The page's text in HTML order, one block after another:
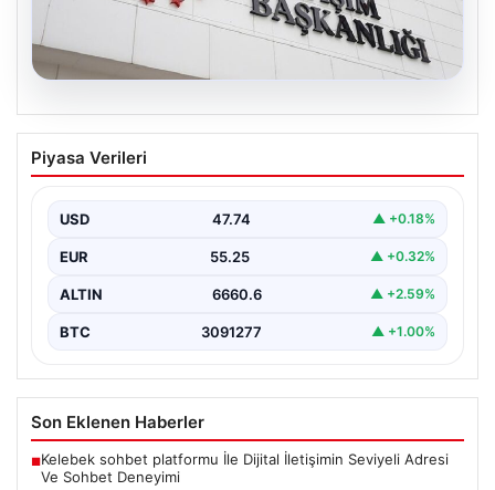
DMM’den Mekke Ortak Savunma Paktı
Hakkındaki İddialara Resmi Yanıt
Suudi Arabistan ve Pakistan arasında imzalandığı
belirtilen Mekke Ortak…
Piyasa Verileri
USD 47.74 ▲ +0.18%
EUR 55.25 ▲ +0.32%
ALTIN 6660.6 ▲ +2.59%
BTC 3091277 ▲ +1.00%
Son Eklenen Haberler
■Kelebek sohbet platformu İle Dijital İletişimin Seviyeli Adresi
Ve Sohbet Deneyimi